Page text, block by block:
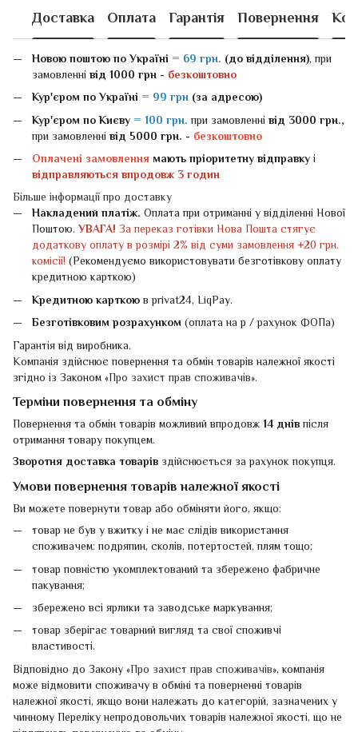
Доставка Оплата Гарантія Повернення
Новою поштоюпо Україні = 69 грн. (до відділення), при
замовленні від 1000 грн - безкоштовно
Кур'єром по Україні = 99 грн (за адресою)
Кур'єром по Києву = 100 грн. при замовленні від 3000 грн.,
при замовленні від 5000 грн. - безкоштовно
Оплачені замовлення мають пріоритетну відправкуі
відправляються впродовж 3 годин
Більше інформації про доставку
Накладений платіж. Оплата при отриманні у відділенні Нової
Поштою.УВАГА! За переказ готівки Нова Пошта стягує
додаткову оплату в розмірі 2% від суми замовлення +20 грн.
комісії! (Рекомендуємо використовувати безготівкову оплату
кредитною карткою)
Кредитною карткоюв privat24, LiqPay.
Безготівковим розрахунком(оплата на р / рахунок ФОПа)
Гарантія від виробника.
Компанія здійснює повернення та обмін товарів належної якості
згідно із Законом «Про захист прав споживачів».
Терміни повернення та обміну
Повернення та обмін товарів можливий впродовж14 днівпісля
отримання товару покупцем.
Зворотня доставка товарів здійснюється за рахунок покупця.
Умови повернення товарів належної якості
Ви можете повернути товар або обміняти його, якщо:
товар не був у вжитку і не має слідів використання
споживачем: подряпин, сколів, потертостей, плям тощо;
товар повністю укомплектований та збережено фабричне
пакування;
збережено всі ярлики та заводське маркування;
товар зберігає товарний вигляд та свої споживчі
властивості.
Відповідно до Закону «Про захист прав споживачів», компанія
може відмовити споживачу в обміні та поверненні товарів
належної якості, якщо вони належать до категорій, зазначених у
чинному Переліку непродовольчих товарів належної якості, що не